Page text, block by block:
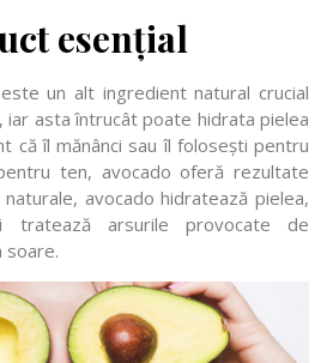
esențial
un alt ingredient natural crucial
iar asta întrucât poate hidrata pielea
că îl mănânci sau îl folosești pentru
ten, avocado oferă rezultate
avocado hidratează pielea,
tratează arsurile provocate de
soare.